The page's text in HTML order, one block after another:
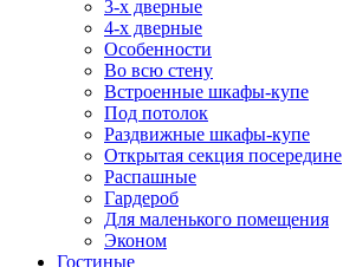
3-х дверные
4-х дверные
Особенности
Во всю стену
Встроенные шкафы-купе
Под потолок
Раздвижные шкафы-купе
Открытая секция посередине
Распашные
Гардероб
Для маленького помещения
Эконом
Гостиные